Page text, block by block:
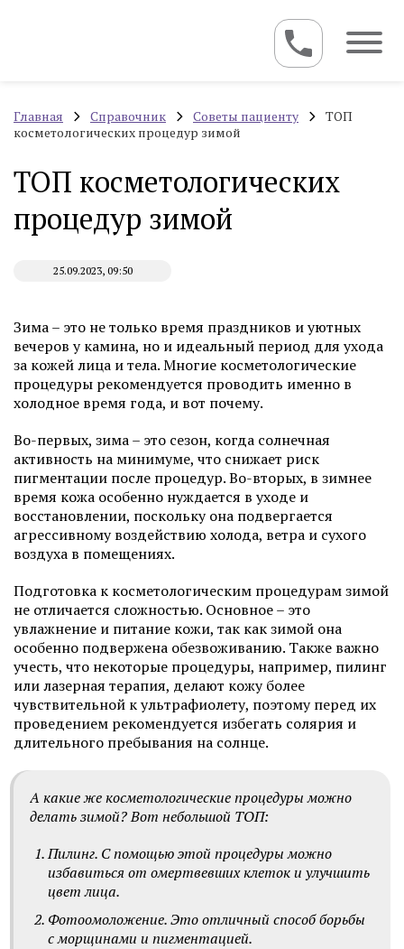
Главная Справочник Советы пациенту
ТОП
косметологических процедур зимой
ТОП косметологических
процедур зимой
25.09.2023, 09:50
Зима – это не только время праздников и уютных
вечеров у камина, но и идеальный период для ухода
за кожей лица и тела. Многие косметологические
процедуры рекомендуется проводить именно в
холодное время года, и вот почему.
Во-первых, зима – это сезон, когда солнечная
активность на минимуме, что снижает риск
пигментации после процедур. Во-вторых, в зимнее
время кожа особенно нуждается в уходе и
восстановлении, поскольку она подвергается
агрессивному воздействию холода, ветра и сухого
воздуха в помещениях.
Подготовка к косметологическим процедурам зимой
не отличается сложностью. Основное – это
увлажнение и питание кожи, так как зимой она
особенно подвержена обезвоживанию. Также важно
учесть, что некоторые процедуры, например, пилинг
или лазерная терапия, делают кожу более
чувствительной к ультрафиолету, поэтому перед их
проведением рекомендуется избегать солярия и
длительного пребывания на солнце.
А какие же косметологические процедуры можно
делать зимой? Вот небольшой ТОП:
Пилинг. С помощью этой процедуры можно
избавиться от омертвевших клеток и улучшить
цвет лица.
Фотоомоложение. Это отличный способ борьбы
с морщинами и пигментацией.